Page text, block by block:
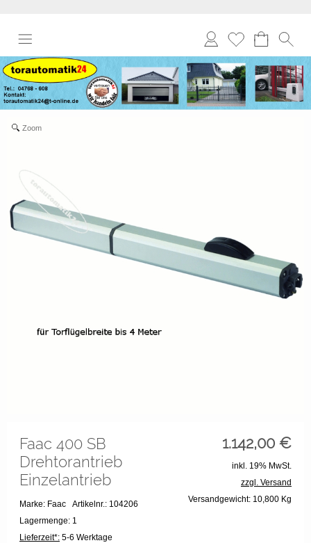
Anmelden
Merkliste
Zoom
1.142,00 €
Faac 400 SB
Drehtorantrieb
Einzelantrieb
Marke: Faac Artikelnr.: 104206
Lagermenge: 1
Lieferzeit*: 5-6 Werktage
inkl. 19% MwSt.
zzgl. Versand
Versandgewicht: 10,800 Kg